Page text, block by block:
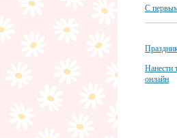
С
Нанести
онлайн